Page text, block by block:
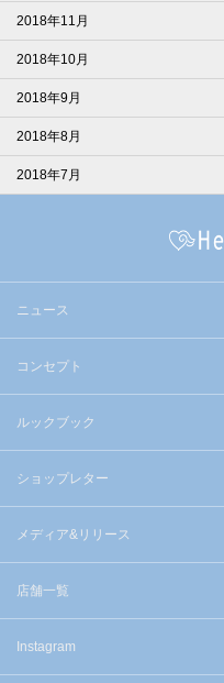
2018年11月
2018年10月
2018年9月
2018年8月
2018年7月
ニュース
コンセプト
ルックブック
ショップレター
メディア&リリース
店舗一覧
Instagram